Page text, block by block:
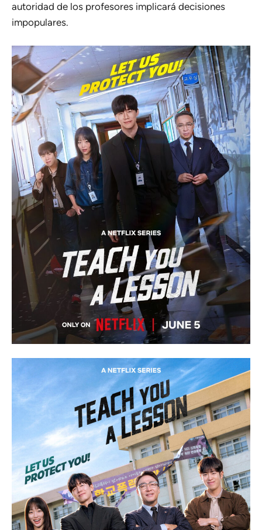
autoridad de los profesores implicará decisiones
impopulares.